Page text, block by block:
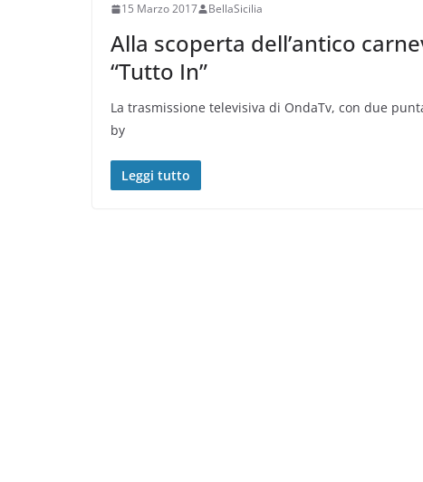
15 Marzo 2017 BellaSicilia
Alla scoperta dell’antico
“Tutto In”
La trasmissione televisiva di OndaTv, con due
by
Leggi tutto